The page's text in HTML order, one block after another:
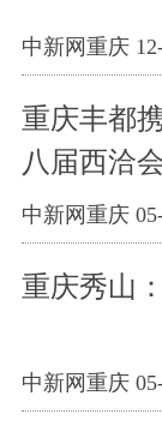
中新网重庆
重庆丰都
八届西洽
中新网重庆
重庆秀山
中新网重庆